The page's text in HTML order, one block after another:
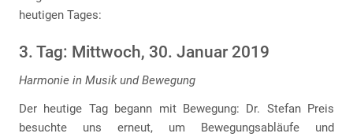
heutigen Tages:
3. Tag: Mittwoch, 30. Januar 2019
Harmonie in Musik und Bewegung
Der heutige Tag begann mit Bewegung: Dr. Stefan Preis
besuchte uns erneut, um Bewegungsabläufe und